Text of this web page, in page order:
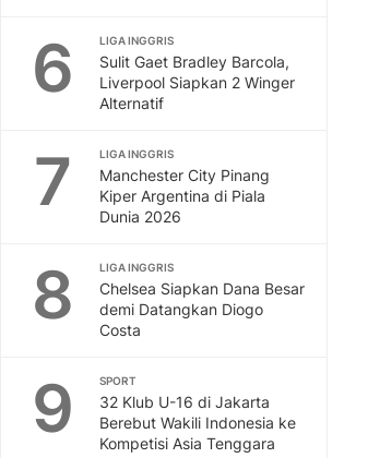
6 LIGA INGGRIS
Sulit Gaet Bradley Barcola,
Liverpool Siapkan 2 Winger
Alternatif
7 LIGA INGGRIS
Manchester City Pinang
Kiper Argentina di Piala
Dunia 2026
8 LIGA INGGRIS
Chelsea Siapkan Dana Besar
demi Datangkan Diogo
Costa
9 SPORT
32 Klub U-16 di Jakarta
Berebut Wakili Indonesia ke
Kompetisi Asia Tenggara